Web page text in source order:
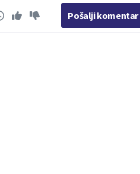
Pošalji komentar